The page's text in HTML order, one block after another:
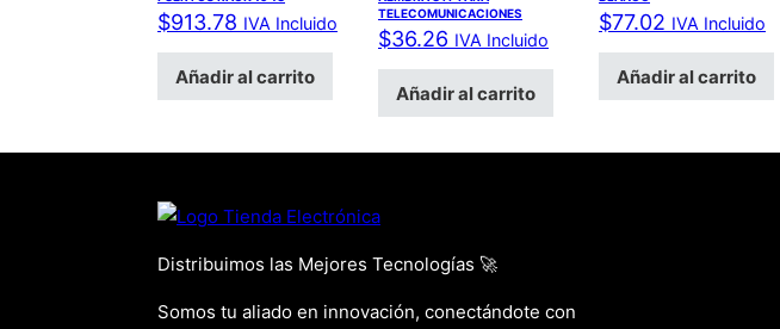
$913.78 IVA Incluido
Añadir al carrito
TELECOMUNICACIONES
$36.26 IVA Incluido
Añadir al carrito
$77.02 IVA Incluido
Añadir al carrito
Distribuimos las Mejores Tecnologías 🚀
Somos tu aliado en innovación, conectándote con